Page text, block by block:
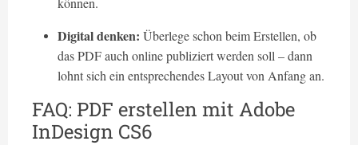
Digital denken: Überlege schon beim Erstellen, ob
das PDF auch online publiziert werden soll – dann
lohnt sich ein entsprechendes Layout von Anfang an.
FAQ: PDF erstellen mit Adobe
InDesign CS6